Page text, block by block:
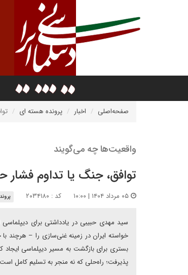
صفحه‌اصلی اخبار پرونده هسته ای
واقعیت‌ها چه می‌گویند
توافق، جنگ یا تداوم فشار
کد : ۲۰۳۴۱۸۰
سید مهدی حبیبی در یادداشتی برای دیپلماسی
خواسته ایران در زمینه غنی‌سازی را – هرچند
بستری برای بازگشت به مسیر دیپلماسی ایجاد
پذیرفت؛ راه‌حلی که نه منجر به تسلیم کامل